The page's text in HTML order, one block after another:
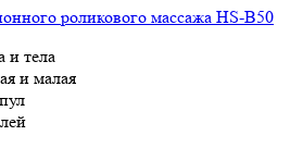
роликового массажа HS-B50
и тела
и малая